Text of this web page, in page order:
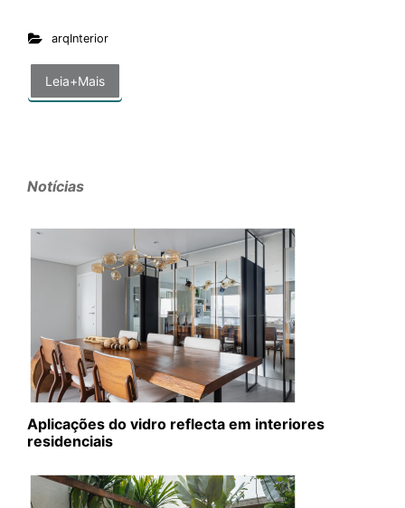
arqInterior
Leia+Mais
Notícias
Aplicações do vidro reflecta em interiores
residenciais